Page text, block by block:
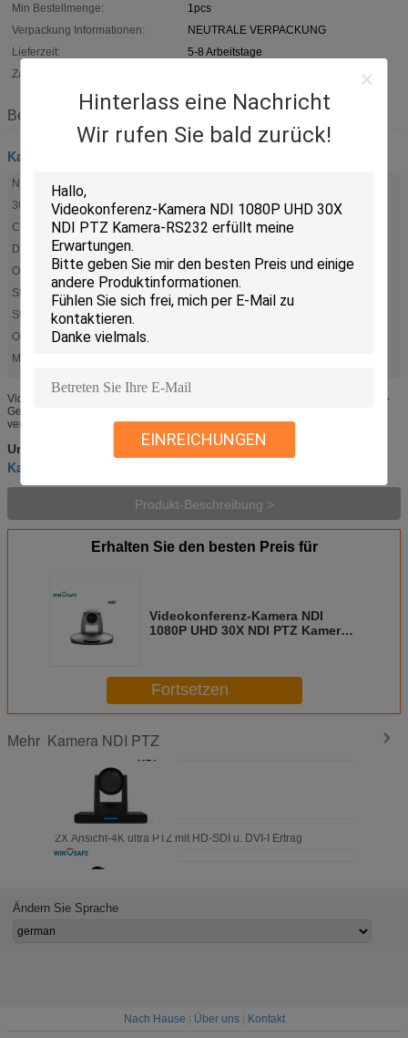
Hinterlass eine Nachricht
Wir rufen Sie bald zurück!
EINREICHUNGEN
Min Bestellmenge:
1pcs
Verpackung Informationen:
NEUTRALE VERPACKUNG
Lieferzeit:
5-8 Arbeitstage
Zahlungsbedingungen:
Beschreibung
Kamera NDI PTZ
NDI gab aus:
3G-SDI gab aus:
Unterstützung
CVBS gab aus:
Unterstützung
DVI-I gab aus:
Optisches lautes Summen:
30X
Steuerung RS232:
Unterstützung
Steuerung RS485:
Onvif-Protokoll:
Markieren:
Videokonferenz-Kamera NDI 1080P UHD 30X NDI PTZ Kamera-RS232 Netz-
Geräteschnittstelle (NDI) ist Hochleistungsstandard, das jedermann Realzeit
verwenden lassen, ultra niedriges Latenzvideo in vorhandenem IP...
Umbauten: Kamera Live Streamings NDI PTZ
Kamera 2.14MP NDI PTZ
Produkt-Beschreibung >
Erhalten Sie den besten Preis für
Videokonferenz-Kamera NDI
1080P UHD 30X NDI PTZ Kamera-
Fortsetzen
Mehr Kamera NDI PTZ
NDI 12X Ansicht-4K ultra PTZ mit HD-SDI u. DVI-I Ertrag
Kamera ultra NDI 35X HD PTZ für das Lebenc$dämpfen
Ändern Sie Sprache
Nach Hause Über uns|
Kontakt